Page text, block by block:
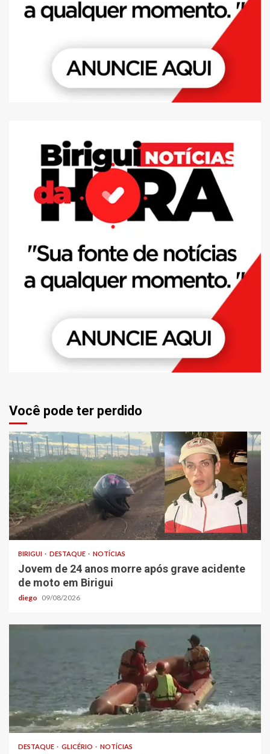
Você pode ter perdido
BIRIGUI DESTAQUE NOTÍCIAS
Jovem de 24 anos morre após grave acidente
de moto em Birigui
diego 09/08/2026
DESTAQUE GLICÉRIO NOTÍCIAS